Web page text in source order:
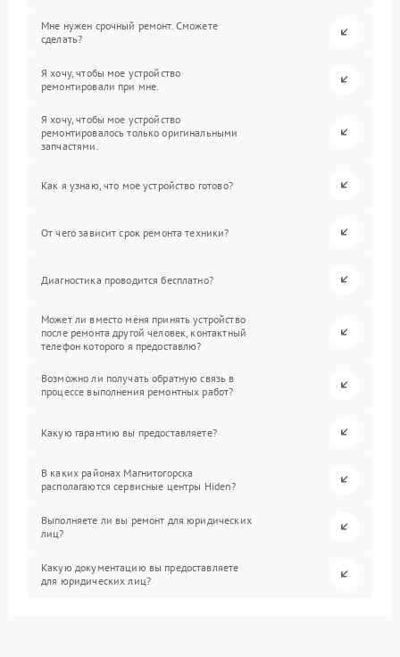
Мне нужен срочный ремонт. Сможете
сделать?
Я хочу, чтобы мое устройство
ремонтировали при мне.
Я хочу, чтобы мое устройство
ремонтировалось только оригинальными
запчастями.
Как я узнаю, что мое устройство готово?
От чего зависит срок ремонта техники?
Диагностика проводится бесплатно?
Может ли вместо меня принять устройство
после ремонта другой человек, контактный
телефон которого я предоставлю?
Возможно ли получать обратную связь в
процессе выполнения ремонтных работ?
Какую гарантию вы предоставляете?
В каких районах Магнитогорска
располагаются сервисные центры Hiden?
Выполняете ли вы ремонт для юридических
лиц?
Какую документацию вы предоставляете
для юридических лиц?